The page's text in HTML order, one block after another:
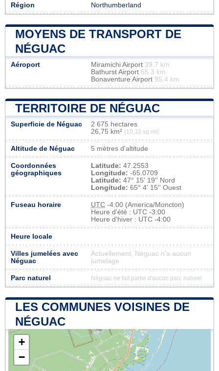
Région Northumberland
MOYENS DE TRANSPORT DE
NÉGUAC
Aéroport Miramichi Airport 39.7 km
Bathurst Airport 65.3 km
Bonaventure Airport 95.4 km
TERRITOIRE DE NÉGUAC
Superficie de Néguac
2 675 hectares
26,75 km² (10,33 sq mi)
Altitude de Néguac 5 mètres d'altitude
Coordonnées
géographiques
Latitude: 47.2553
Longitude: -65.0709
Latitude: 47° 15' 19'' Nord
Longitude: 65° 4' 15'' Ouest
Fuseau horaire UTC -4:00 (America/Moncton)
Heure d'été : UTC -3:00
Heure d'hiver : UTC -4:00
Heure locale
Villes jumelées avec
Néguac
Actuellement, Néguac n'a aucun
jumelage
Parc naturel Néguac ne fait partie d'aucun parc naturel
LES COMMUNES VOISINES DE
NÉGUAC
+
−